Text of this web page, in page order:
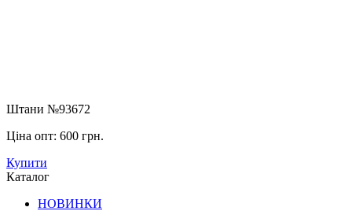
Штани №93672
Ціна опт: 600 грн.
Купити
Каталог
НОВИНКИ